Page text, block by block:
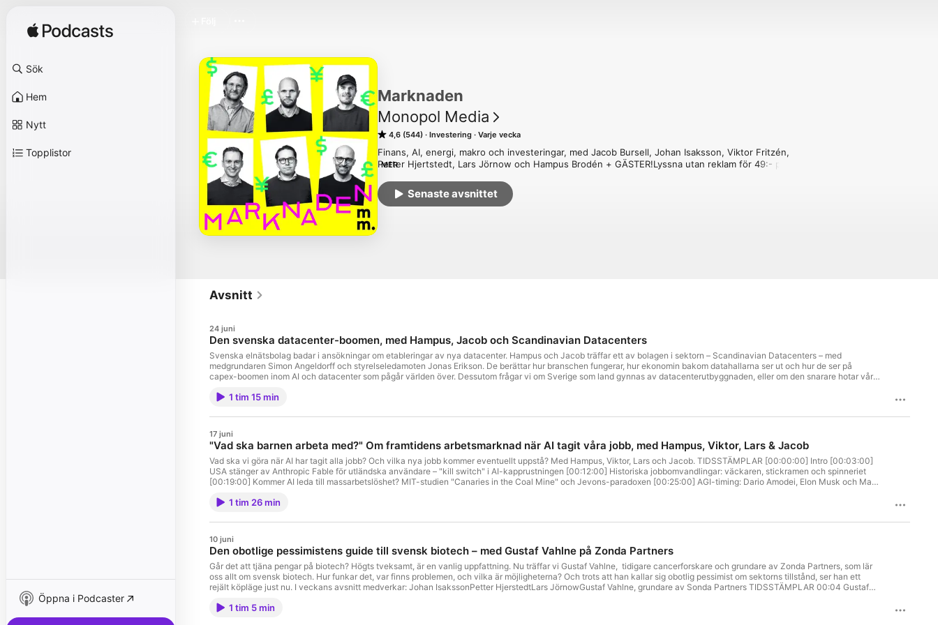
Sök
Hem
Nytt
Topplistor
Öppna i Podcaster
Marknaden
Monopol Media
4,6 (544) Investering Varje vecka
Finans, AI, energi, makro och investeringar, med Jacob Bursell, Johan Isaksson, Viktor Fritzén,
Petter Hjertstedt, Lars Jörnow och Hampus Brodén + GÄSTER!Lyssna utan reklam för 49:- per
MER
Senaste avsnittet
Avsnitt
24 juni
Den svenska datacenter-boomen, med Hampus, Jacob och Scandinavian Datacenters
Svenska elnätsbolag badar i ansökningar om etableringar av nya datacenter. Hampus och Jacob träffar ett av bolagen i sektorn – Scandinavian Datacenters – med
medgrundaren Simon Angeldorff och styrelseledamoten Jonas Erikson. De berättar hur branschen fungerar, hur ekonomin bakom datahallarna ser ut och hur de ser på
capex-boomen inom AI och datacenter som pågår världen över. Dessutom frågar vi om Sverige som land gynnas av datacenterutbyggnaden, eller om den snarare hotar vår
1 tim 15 min
17 juni
"Vad ska barnen arbeta med?" Om framtidens arbetsmarknad när AI tagit våra jobb, med Hampus, Viktor, Lars & Jacob
Vad ska vi göra när AI har tagit alla jobb? Och vilka nya jobb kommer eventuellt uppstå? Med Hampus, Viktor, Lars och Jacob. TIDSSTÄMPLAR [00:00:00] Intro [00:03:00]
USA stänger av Anthropic Fable för utländska användare – "kill switch" i AI-kapprustningen [00:12:00] Historiska jobbomvandlingar: väckaren, stickramen och spinneriet
[00:19:00] Kommer AI leda till massarbetslöshet? MIT-studien "Canaries in the Coal Mine" och Jevons-paradoxen [00:25:00] AGI-timing: Dario Amodei, Elon Musk och Marc
om du inte behövde jobba? Lars drömmer om tåg och fotboll [00:44:00] 40-timmarsveckan – historisk relikt eller permanent struktur? [00:48:00] Råd till nyexade:
[00:53:00] AI-attityder: 30% positiva i USA, 70% positiva i Kina – varför är det tvärtom mot vad man tror? [00:57:00] Framtidens yrken OM PODDEN Marknaden är en podd
om börs, ekonomi och finans. Vi som gör den är Hampus Brodén, Johan Isaksson, Petter Hjerstedt, Viktor Fritzén, Lars Jörnow och Jacob Bursell. Följ oss på X:
https://x.com/marknadspodden Hör av er till oss på jacob@monopolmedia.se
1 tim 26 min
10 juni
Den obotlige pessimistens guide till svensk biotech – med Gustaf Vahlne på Zonda Partners
Går det att tjäna pengar på biotech? Högts tveksamt, är en vanlig uppfattning. Nu träffar vi Gustaf Vahlne, tidigare cancerforskare och grundare av Zonda Partners, som lär
oss allt om svensk biotech. Hur funkar det, var finns problemen, och vilka är möjligheterna? Och trots att han kallar sig obotlig pessimist om sektorns tillstånd, ser han ett
rejält köpläge just nu. I veckans avsnitt medverkar: Johan IsakssonPetter HjerstedtLars JörnowGustaf Vahlne, grundare av Sonda Partners TIDSSTÄMPLAR 00:04 Gustaf
00:08 Hur proffs utvärderar biotech: fas, vetenskaplig grund, management, ägarstruktur. 00:12 Regulatorisk risk vs studierisk – vad specialistfonder aldrig accepterar. 00:14
1 tim 5 min